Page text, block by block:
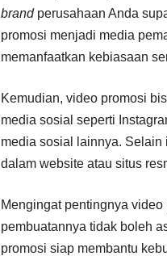
brand perusahaan Anda
promosi menjadi media
memanfaatkan kebiasaan
Kemudian, video promosi
media sosial seperti
media sosial lainnya. Selain
dalam website atau situs
Mengingat pentingnya
pembuatannya tidak boleh
promosi siap membantu